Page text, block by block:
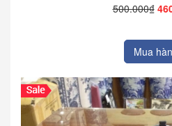
500.000₫
Mua